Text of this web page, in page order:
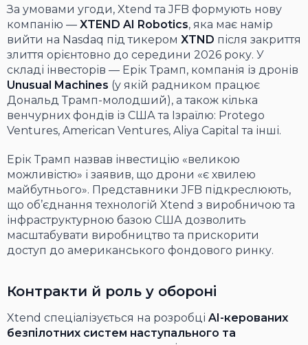
За умовами угоди, Xtend та JFB формують нову
компанію — XTEND AI Robotics, яка має намір
вийти на Nasdaq під тикером XTND після закриття
злиття орієнтовно до середини 2026 року. У
складі інвесторів — Ерік Трамп, компанія із дронів
Unusual Machines (у якій радником працює
Дональд Трамп-молодший), а також кілька
венчурних фондів із США та Ізраїлю: Protego
Ventures, American Ventures, Aliya Capital та інші.
Ерік Трамп назвав інвестицію «великою
можливістю» і заявив, що дрони «є хвилею
майбутнього». Представники JFB підкреслюють,
що об’єднання технологій Xtend з виробничою та
інфраструктурною базою США дозволить
масштабувати виробництво та прискорити
доступ до американського фондового ринку.
Контракти й роль у обороні
Xtend спеціалізується на розробці AI-керованих
безпілотних систем наступального та